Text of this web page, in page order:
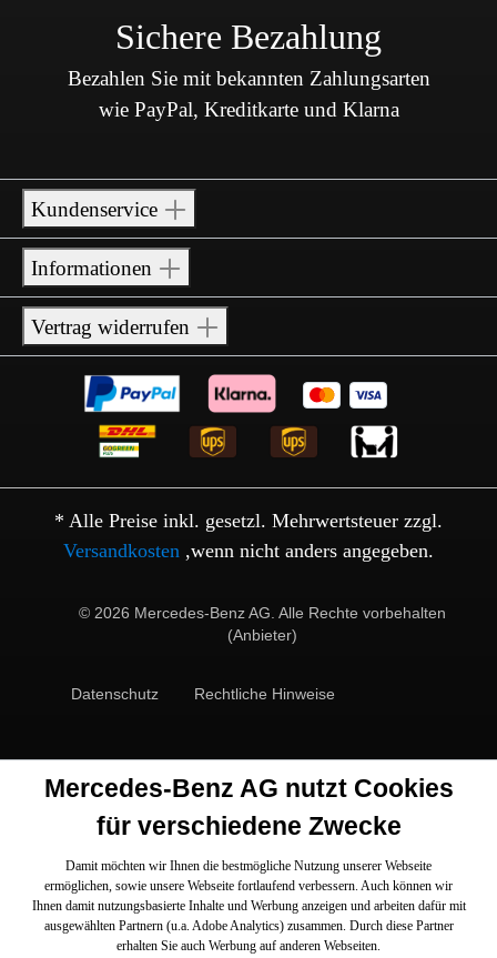
Sichere Bezahlung
Bezahlen Sie mit bekannten Zahlungsarten
wie PayPal, Kreditkarte und Klarna
Kundenservice
Informationen
Vertrag widerrufen
* Alle Preise inkl. gesetzl. Mehrwertsteuer zzgl.
Versandkosten ,wenn nicht anders angegeben.
© 2026 Mercedes-Benz AG. Alle Rechte vorbehalten
(Anbieter)
Datenschutz Rechtliche Hinweise
Mercedes-Benz AG nutzt Cookies
für verschiedene Zwecke
Damit möchten wir Ihnen die bestmögliche Nutzung unserer Webseite
ermöglichen, sowie unsere Webseite fortlaufend verbessern. Auch können wir
Ihnen damit nutzungsbasierte Inhalte und Werbung anzeigen und arbeiten dafür mit
ausgewählten Partnern (u.a. Adobe Analytics) zusammen. Durch diese Partner
erhalten Sie auch Werbung auf anderen Webseiten.